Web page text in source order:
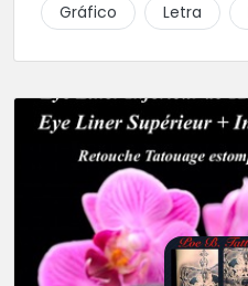
Gráfico
Letra